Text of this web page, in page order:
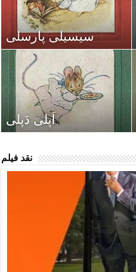
سیسیلی پارسلی
اَپلی دَپلی
نقد فیلم